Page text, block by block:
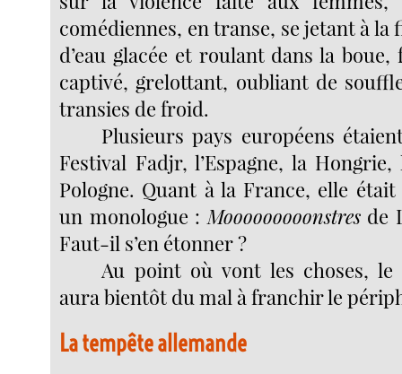
comédiennes, en transe, se jetant à la
d’eau glacée et roulant dans la
captivé, grelottant, oubliant de
transies de froid.
Plusieurs pays européens
Festival Fadjr, l’Espagne, la
Pologne. Quant à la France, elle
un monologue :Mooooooooonstresde
Faut-il s’en étonner ?
Au point où vont les choses, le
aura bientôt du mal à franchir le
La tempête allemande